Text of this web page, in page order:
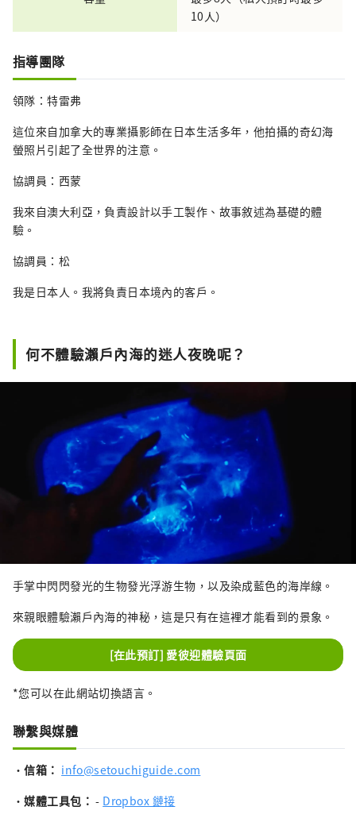
10人）
指導團隊
領隊：特雷弗
這位來自加拿大的專業攝影師在日本生活多年，他拍攝的奇幻海
螢照片引起了全世界的注意。
協調員：西蒙
我來自澳大利亞，負責設計以手工製作、故事敘述為基礎的體
驗。
協調員：松
我是日本人。我將負責日本境內的客戶。
何不體驗瀨戶內海的迷人夜晚呢？
手掌中閃閃發光的生物發光浮游生物，以及染成藍色的海岸線。
來親眼體驗瀨戶內海的神秘，這是只有在這裡才能看到的景象。
[在此預訂] 愛彼迎體驗頁面
*您可以在此網站切換語言。
聯繫與媒體
•信箱： info@setouchiguide.com
•媒體工具包： - Dropbox 鏈接